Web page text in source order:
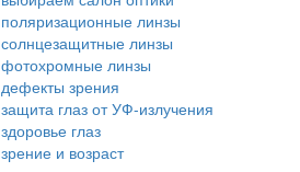
поляризационные линзы
солнцезащитные линзы
фотохромные линзы
дефекты зрения
защита глаз от УФ-излучения
здоровье глаз
зрение и возраст